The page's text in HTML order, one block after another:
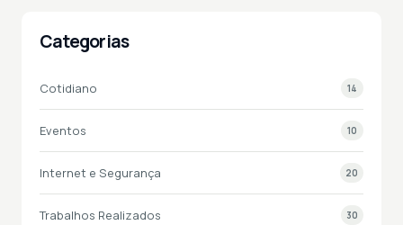
Categorias
Cotidiano 14
Eventos 10
Internet e Segurança 20
Trabalhos Realizados 30